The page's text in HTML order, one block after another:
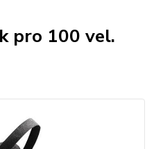
pro 100 vel.